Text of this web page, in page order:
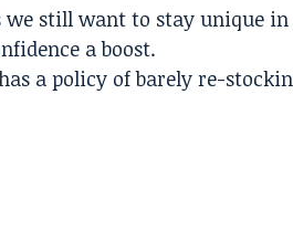
still want to stay unique
a boost.
a policy of barely re-